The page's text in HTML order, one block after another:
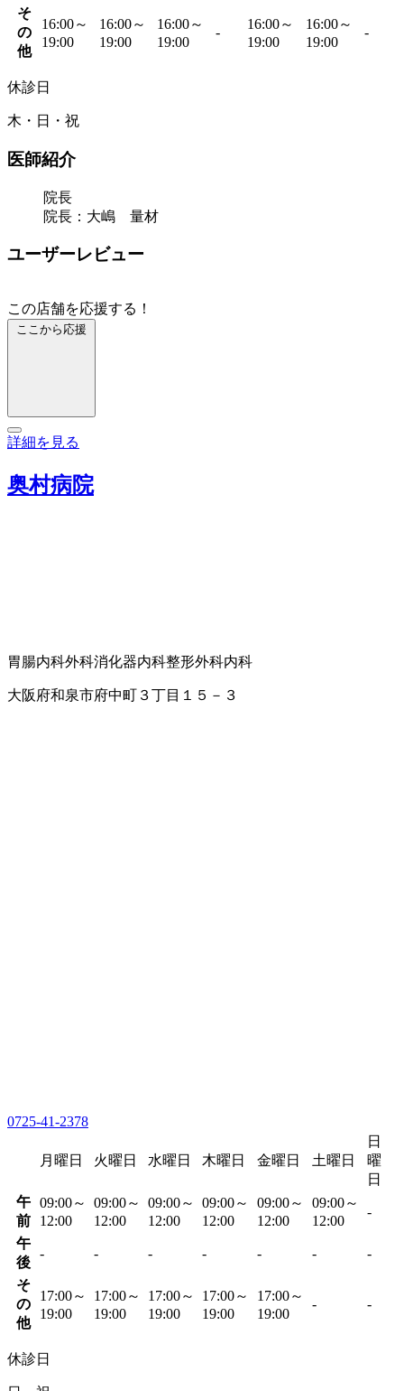
そ
の
他
16:00～
19:00
16:00～
19:00
16:00～
19:00
-
16:00～
19:00
16:00～
19:00
-
休診日
木・日・祝
医師紹介
院長
院長：大嶋 量材
ユーザーレビュー
この店舗を応援する！
ここから応援
詳細を見る
奥村病院
胃腸内科外科消化器内科整形外科内科
大阪府和泉市府中町３丁目１５－３
0725-41-2378
月曜日 火曜日 水曜日 木曜日 金曜日 土曜日
日
曜
日
午
前
09:00～
12:00
09:00～
12:00
09:00～
12:00
09:00～
12:00
09:00～
12:00
09:00～
12:00
-
午
後
- - - - - - -
そ
の
他
17:00～
19:00
17:00～
19:00
17:00～
19:00
17:00～
19:00
17:00～
19:00
- -
休診日